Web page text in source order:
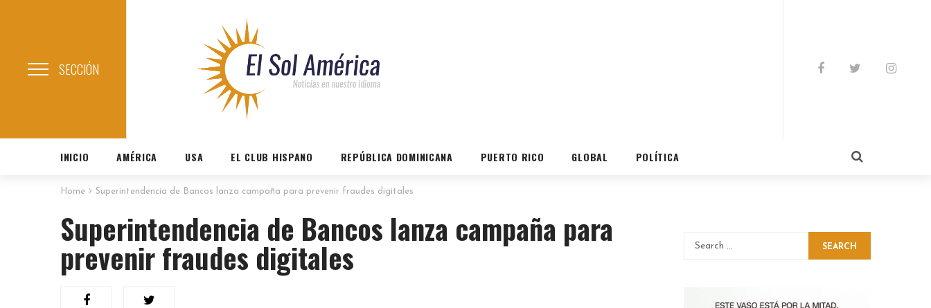
SECCIÓN
INICIO AMÉRICA USA EL CLUB HISPANO REPÚBLICA DOMINICANA PUERTO RICO GLOBAL POLÍTICA
Home Superintendencia de Bancos lanza campaña para prevenir fraudes digitales
Superintendencia de Bancos lanza campaña para
prevenir fraudes digitales SEARCH